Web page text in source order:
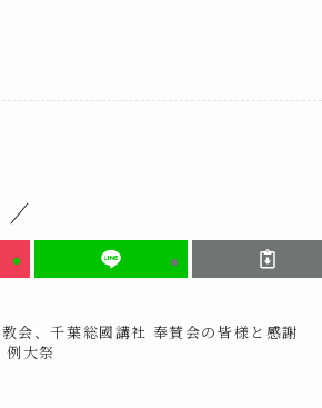
会、千葉総國講社 奉賛会の皆様と感謝
例大祭